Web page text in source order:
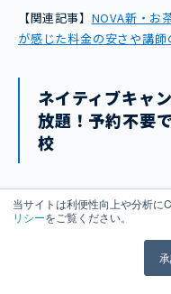
当サイトは利便性向上や分析に
リシーをご覧ください。
【関連記事】 NOVA新・お
が感じた料金の安さや講師
ネイティブキャ
放題！予約不要
校